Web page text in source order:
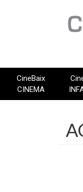
CineBaix
CINEMA